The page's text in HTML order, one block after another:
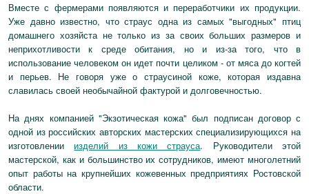
Вместе с фермерами появляются и переработчики их продукции.
Уже давно известно, что страус одна из самых "выгодных" птиц
домашнего хозяйста не только из за своих больших размеров и
неприхотливости к среде обитания, но и из-за того, что в
использование человеком он идет почти целиком - от мяса до когтей
и перьев. Не говоря уже о страусиной коже, которая издавна
славилась своей необычайной фактурой и долговечностью.
На днях компанией "Экзотическая кожа" был подписан договор с
одной из российских авторских мастерских специализирующихся на
изготовленииизделий из кожи страуса. Руководители этой
мастерской, как и большинство их сотрудников, имеют многолетний
опыт работы на крупнейших кожевенных предприятиях Ростовской
области.